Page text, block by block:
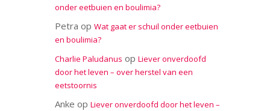
onder eetbuien en boulimia?
Petra op Wat gaat er schuil onder eetbuien
en boulimia?
Charlie Paludanus op Liever onverdoofd
door het leven – over herstel van een
eetstoornis
Anke op Liever onverdoofd door het leven –